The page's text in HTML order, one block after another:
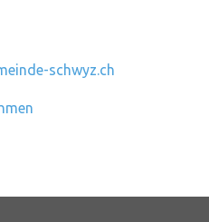
schwyz.ch